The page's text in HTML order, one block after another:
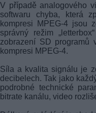
V případě analogového
softwaru chyba, která
kompresi MPEG-4 jsou
správný režim
zobrazení SD
kompresi MPEG-4.
Síla a kvalita signálu je
decibelech. Tak jako
podrobné technické
bitrate kanálu, video